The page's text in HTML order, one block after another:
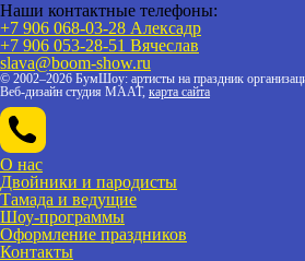
Наши контактные телефоны:
+7 906 068-03-28 Алексадр
+7 906 053-28-51 Вячеслав
slava@boom-show.ru
© 2002–2026 БумШоу: артисты на праздник
Веб-дизайн студия МААТ, карта сайта
О нас
Двойники и пародисты
Тамада и ведущие
Шоу-программы
Оформление праздников
Контакты